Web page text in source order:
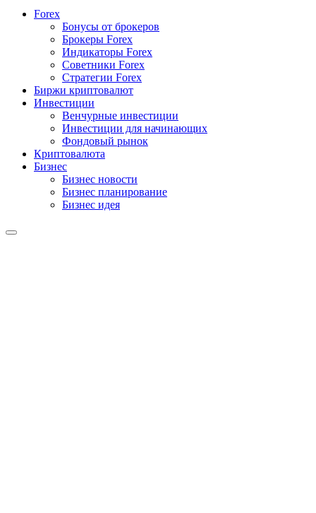
Forex
Бонусы от брокеров
Брокеры Forex
Индикаторы Forex
Советники Forex
Стратегии Forex
Биржи криптовалют
Инвестиции
Венчурные инвестиции
Инвестиции для начинающих
Фондовый рынок
Криптовалюта
Бизнес
Бизнес новости
Бизнес планирование
Бизнес идея